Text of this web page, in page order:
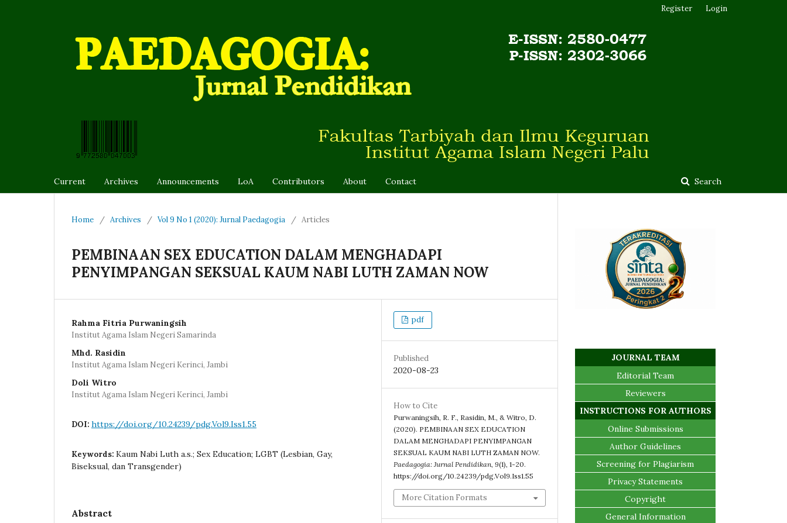
Current Archives Announcements LoA Contributors About Contact Search
Register Login
Home / Archives / Vol 9 No 1 (2020): Jurnal Paedagogia / Articles
PEMBINAAN SEX EDUCATION DALAM MENGHADAPI
PENYIMPANGAN SEKSUAL KAUM NABI LUTH ZAMAN NOW
Rahma Fitria Purwaningsih
Institut Agama Islam Negeri Samarinda
Mhd. Rasidin
Institut Agama Islam Negeri Kerinci, Jambi
Doli Witro
Institut Agama Islam Negeri Kerinci, Jambi
DOI: https://doi.org/10.24239/pdg.Vol9.Iss1.55
Keywords: Kaum Nabi Luth a.s.; Sex Education; LGBT (Lesbian, Gay,
Biseksual, dan Transgender)
Abstract
pdf
Published
2020-08-23
How to Cite
Purwaningsih, R. F., Rasidin, M., & Witro, D.
(2020). PEMBINAAN SEX EDUCATION
DALAM MENGHADAPI PENYIMPANGAN
SEKSUAL KAUM NABI LUTH ZAMAN NOW.
Paedagogia: Jurnal Pendidikan, 9(1), 1-20.
https://doi.org/10.24239/pdg.Vol9.Iss1.55
More Citation Formats
JOURNAL TEAM
Editorial Team
Reviewers
INSTRUCTIONS FOR AUTHORS
Online Submissions
Author Guidelines
Screening for Plagiarism
Privacy Statements
Copyright
General Information